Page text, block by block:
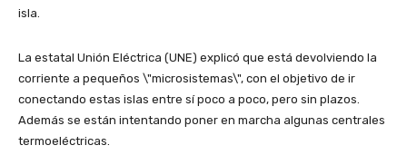
isla.
La estatal Unión Eléctrica (UNE) explicó que está devolviendo la
corriente a pequeños \"microsistemas\", con el objetivo de ir
conectando estas islas entre sí poco a poco, pero sin plazos.
Además se están intentando poner en marcha algunas centrales
termoeléctricas.